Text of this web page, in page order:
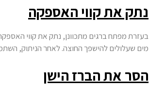
נתק את קווי האספקה
בעזרת מפתח ברגים מתכוונן, נתק את קווי
מים שעלולים להישפך החוצה. לאחר הניתוק,
הסר את הברז הישן